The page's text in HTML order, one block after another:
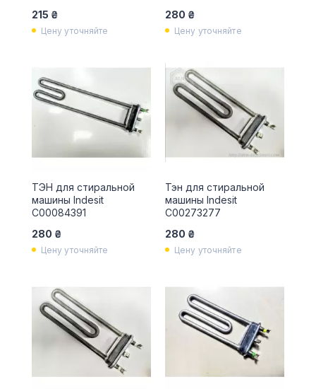
215 ₴
Цену уточняйте
280 ₴
Цену уточняйте
ТЭН для стиральной
машины Indesit
C00084391
280 ₴
Цену уточняйте
Тэн для стиральной
машины Indesit
C00273277
280 ₴
Цену уточняйте